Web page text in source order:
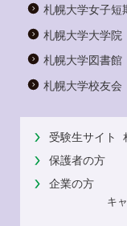
キ
札幌大学女子短
札幌大学大学院
札幌大学図書館
札幌大学校友会
受験生サイト
保護者の方
企業の方